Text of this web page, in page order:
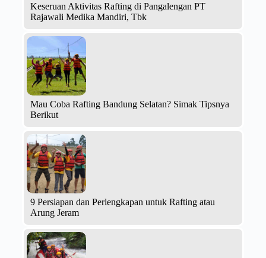
Keseruan Aktivitas Rafting di Pangalengan PT
Rajawali Medika Mandiri, Tbk
Mau Coba Rafting Bandung Selatan? Simak Tipsnya
Berikut
9 Persiapan dan Perlengkapan untuk Rafting atau
Arung Jeram